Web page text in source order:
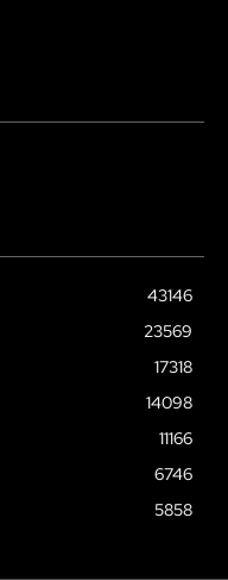
43146
23569
17318
14098
11166
6746
5858